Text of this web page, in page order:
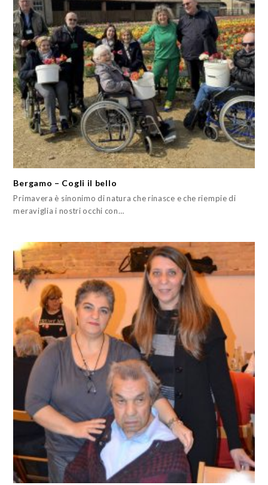
Bergamo – Cogli il bello
Primavera è sinonimo di natura che rinasce e che riempie di
meraviglia i nostri occhi con…